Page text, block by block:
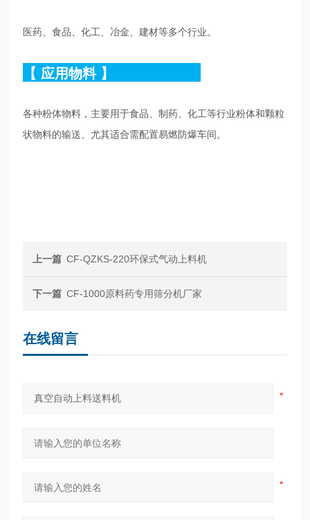
医药、食品、化工、冶金、建材等多个行业。
【 应用物料 】
各种粉体物料，主要用于食品、制药、化工等行业粉体和颗粒
状物料的输送、尤其适合需配置易燃防爆车间。
上一篇 CF-QZKS-220环保式气动上料机
下一篇 CF-1000原料药专用筛分机厂家
在线留言